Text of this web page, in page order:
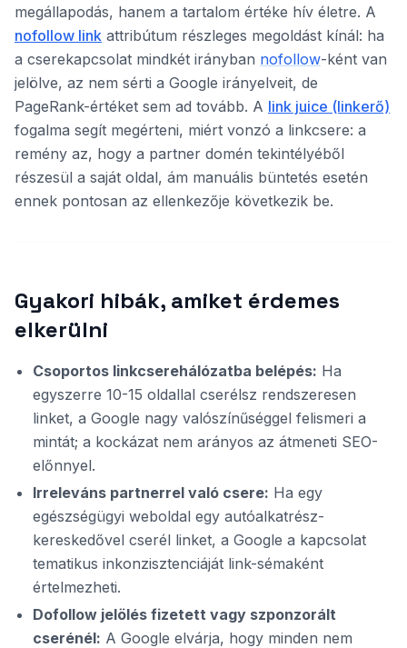
megállapodás, hanem a tartalom értéke hív életre. A
nofollow link attribútum részleges megoldást kínál: ha
a cserekapcsolat mindkét irányban nofollow-ként van
jelölve, az nem sérti a Google irányelveit, de
PageRank-értéket sem ad tovább. A link juice (linkerő)
fogalma segít megérteni, miért vonzó a linkcsere: a
remény az, hogy a partner domén tekintélyéből
részesül a saját oldal, ám manuális büntetés esetén
ennek pontosan az ellenkezője következik be.
Gyakori hibák, amiket érdemes
elkerülni
Csoportos linkcserehálózatba belépés: Ha
egyszerre 10-15 oldallal cserélsz rendszeresen
linket, a Google nagy valószínűséggel felismeri a
mintát; a kockázat nem arányos az átmeneti SEO-
előnnyel.
Irreleváns partnerrel való csere: Ha egy
egészségügyi weboldal egy autóalkatrész-
kereskedővel cserél linket, a Google a kapcsolat
tematikus inkonzisztenciáját link-sémaként
értelmezheti.
Dofollow jelölés fizetett vagy szponzorált
cserénél: A Google elvárja, hogy minden nem